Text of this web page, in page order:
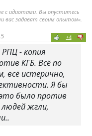
с идиотами. Вы опуститесь
вас задавят своим опытом».
+4
- копия
КГБ. Всё по
всё истерично,
Я бы
было против
жгли,